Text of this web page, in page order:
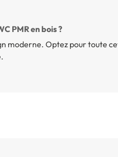
PMR en bois ?
moderne. Optez pour toute